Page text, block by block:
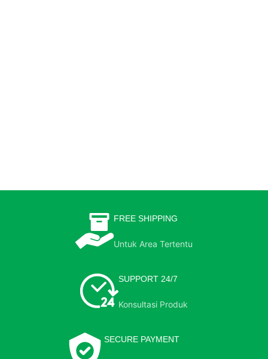
FREE SHIPPING
Untuk Area Tertentu
SUPPORT 24/7
Konsultasi Produk
SECURE PAYMENT